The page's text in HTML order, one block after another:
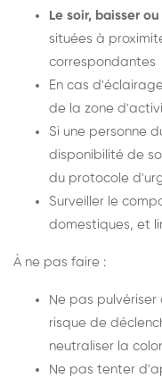
Le soir, baisser
situées à
correspondantes
En cas
de la zone
Si une personne
disponibilité de
du protocole
Surveiller le
domestiques, et
À ne pas faire :
Ne pas
risque de
neutraliser la
Ne pas tenter